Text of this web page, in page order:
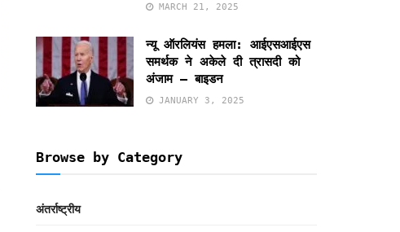
MARCH 21, 2025
न्यू ऑरलियंस हमला: आईएसआईएस
समर्थक ने अकेले दी त्रासदी को
अंजाम – बाइडन
JANUARY 3, 2025
Browse by Category
अंतर्राष्ट्रीय